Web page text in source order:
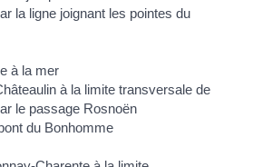
la ligne joignant les pointes du
à la mer
à la limite transversale de
le passage Rosnoën
du Bonhomme